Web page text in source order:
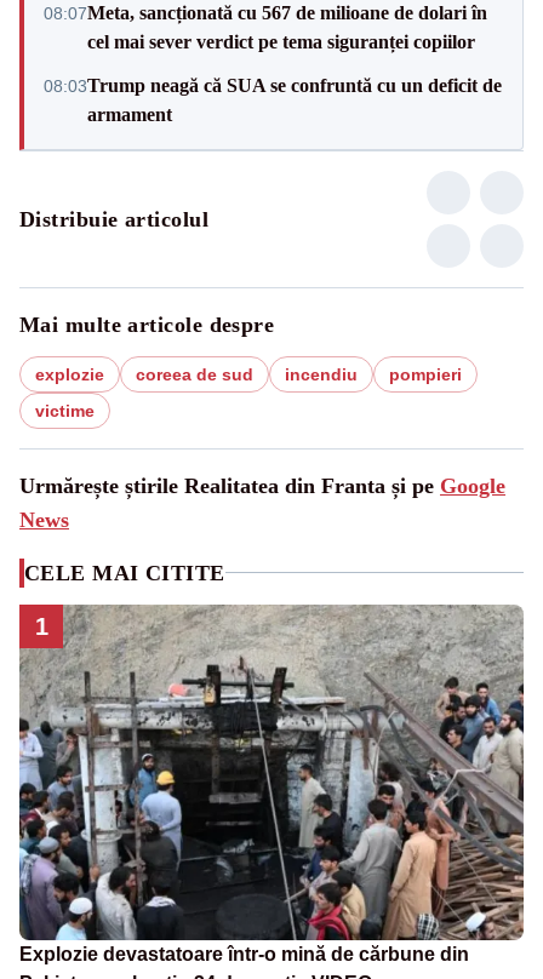
08:07Meta, sancționată cu 567 de milioane de dolari în
cel mai sever verdict pe tema siguranței copiilor
08:03Trump neagă că SUA se confruntă cu un deficit de
armament
Distribuie articolul
Mai multe articole despre
explozie coreea de sud incendiu
pompieri
victime
Urmărește știrile Realitatea din Franta și pe Google
News
CELE MAI CITITE
1
Explozie devastatoare într-o mină de cărbune din